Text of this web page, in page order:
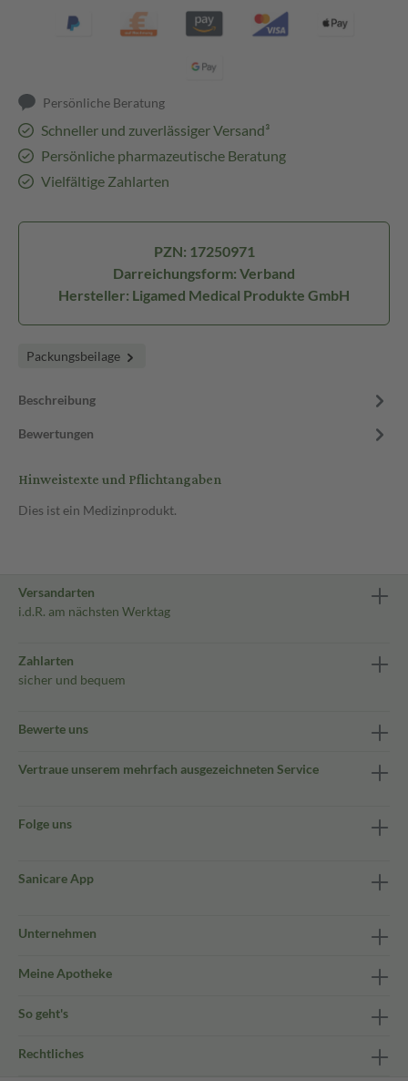
Persönliche Beratung
Schneller und zuverlässiger Versand³
Persönliche pharmazeutische Beratung
Vielfältige Zahlarten
PZN: 17250971
Darreichungsform: Verband
Hersteller: Ligamed Medical Produkte GmbH
Packungsbeilage
Beschreibung
Bewertungen
Hinweistexte und Pflichtangaben
Dies ist ein Medizinprodukt.
Versandarten
i.d.R. am nächsten Werktag
Zahlarten
sicher und bequem
Bewerte uns
Vertraue unserem mehrfach ausgezeichneten Service
Folge uns
Sanicare App
Unternehmen
Meine Apotheke
So geht's
Rechtliches